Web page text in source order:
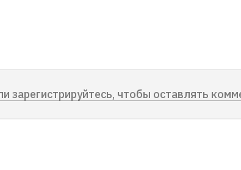
зарегистрируйтесь, чтобы оставлять